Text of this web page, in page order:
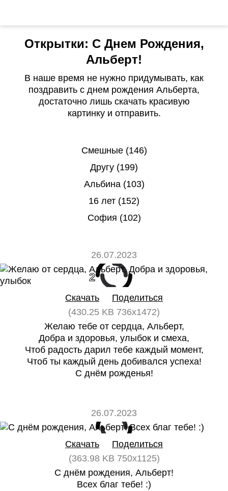
Открытки: С Днем Рождения,
Альберт!
В наше время не нужно придумывать, как
поздравить с днем рождения Альберта,
достаточно лишь скачать красивую
картинку и отправить.
Смешные (146)
Другу (199)
Альбина (103)
16 лет (152)
София (102)
26.07.2023
2 0
Скачать
Поделиться
(430.25 KB 736x1472)
Желаю тебе от сердца, Альберт,
Добра и здоровья, улыбок и смеха,
Чтоб радость дарил тебе каждый момент,
Чтоб ты каждый день добивался успеха!
С днём рожденья!
26.07.2023
0 0
Скачать
Поделиться
(363.98 KB 750x1125)
С днём рождения, Альберт!
Всех благ тебе! :)